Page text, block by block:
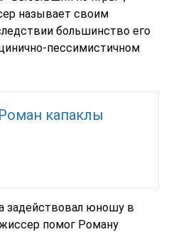
называет своим
большинство его
пессимистичном
Роман капаклы
задействовал юношу в
помог Роману